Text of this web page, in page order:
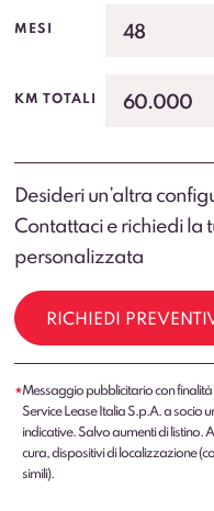
MESI 48
KM TOTALI 60.000
Desideri un’altra
Contattaci e richiedi la
personalizzata
RICHIEDI
*Messaggio pubblicitario con
Service Lease Italia S.p.A. a socio
indicative. Salvo aumenti di listino.
cura, dispositivi di localizzazione
simili).